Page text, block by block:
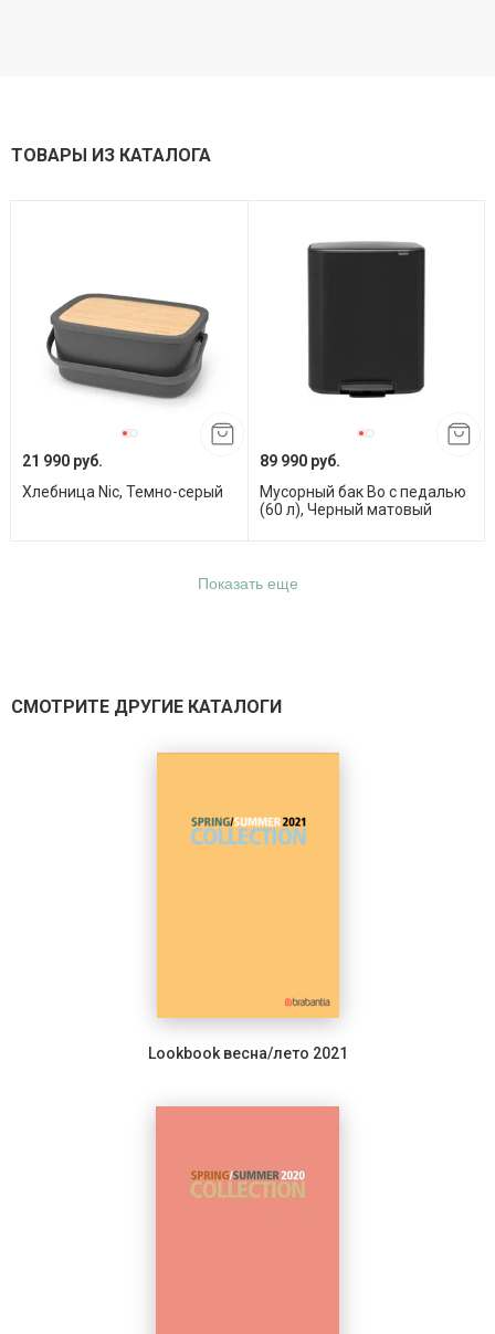
ТОВАРЫ ИЗ КАТАЛОГА
21 990 руб.
Хлебница Nic, Темно-серый
89 990 руб.
Мусорный бак Bo с педалью
(60 л), Черный матовый
Показать еще
СМОТРИТЕ ДРУГИЕ КАТАЛОГИ
Lookbook весна/лето 2021